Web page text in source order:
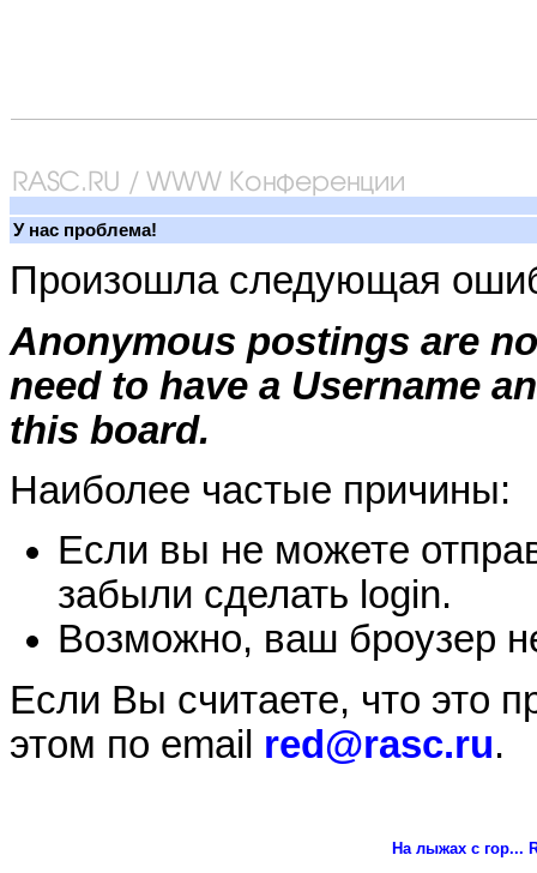
У нас проблема!
Произошла следующая
Anonymous postings are
need to have a Username
this board.
Наиболее частые причины:
Если вы не можете
забыли сделать login.
Возможно, ваш броузер
Если Вы считаете, что это
этом по email red@rasc.ru.
На лыжах с гор...